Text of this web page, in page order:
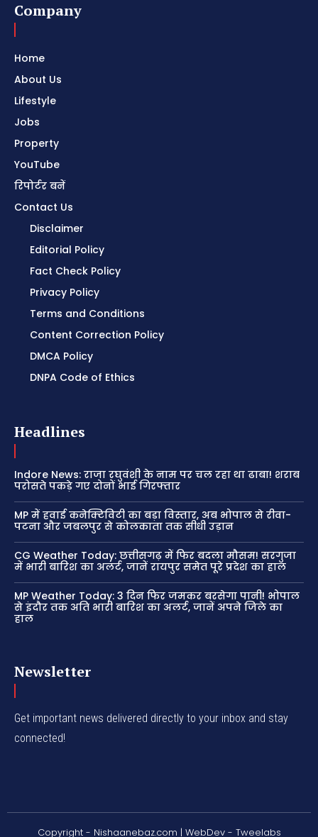
Company
Home
About Us
Lifestyle
Jobs
Property
YouTube
रिपोर्टर बनें
Contact Us
Disclaimer
Editorial Policy
Fact Check Policy
Privacy Policy
Terms and Conditions
Content Correction Policy
DMCA Policy
DNPA Code of Ethics
Headlines
Indore News: राजा रघुवंशी के नाम पर चल रहा था ढाबा! शराब
परोसते पकड़े गए दोनों भाई गिरफ्तार
MP में हवाई कनेक्टिविटी का बड़ा विस्तार, अब भोपाल से रीवा-
पटना और जबलपुर से कोलकाता तक सीधी उड़ान
CG Weather Today: छत्तीसगढ़ में फिर बदला मौसम! सरगुजा
में भारी बारिश का अलर्ट, जानें रायपुर समेत पूरे प्रदेश का हाल
MP Weather Today: 3 दिन फिर जमकर बरसेगा पानी! भोपाल
से इंदौर तक अति भारी बारिश का अलर्ट, जानें अपने जिले का
हाल
Newsletter
Get important news delivered directly to your inbox and stay
connected!
Copyright - Nishaanebaz.com | WebDev - Tweelabs